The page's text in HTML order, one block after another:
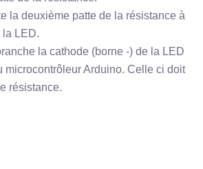
la deuxième patte de la résistance à
la LED.
la cathode (borne -) de la LED
microcontrôleur Arduino. Celle ci doit
résistance.